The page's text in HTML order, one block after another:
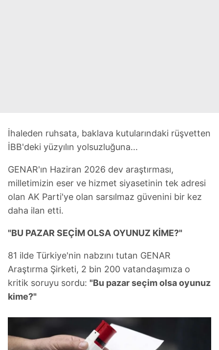
İhaleden ruhsata, baklava kutularındaki rüşvetten
İBB'deki yüzyılın yolsuzluğuna...
GENAR'ın Haziran 2026 dev araştırması,
milletimizin eser ve hizmet siyasetinin tek adresi
olan AK Parti'ye olan sarsılmaz güvenini bir kez
daha ilan etti.
"BU PAZAR SEÇİM OLSA OYUNUZ KİME?"
81 ilde Türkiye'nin nabzını tutan GENAR
Araştırma Şirketi, 2 bin 200 vatandaşımıza o
kritik soruyu sordu: "Bu pazar seçim olsa oyunuz
kime?"